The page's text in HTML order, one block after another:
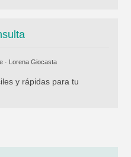
· Lorena Giocasta
y rápidas para tu